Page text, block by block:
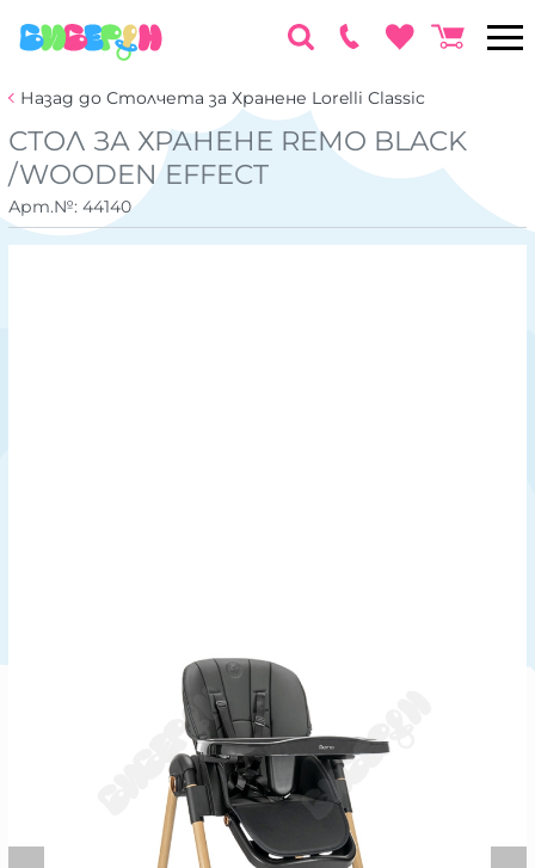
Назад до Столчета за Хранене Lorelli Classic
СТОЛ ЗА ХРАНЕНЕ REMO BLACK
/WOODEN EFFECT
Арт.№: 44140